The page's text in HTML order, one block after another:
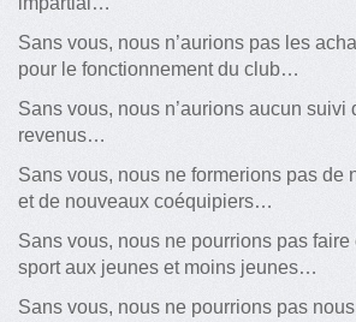
Sans vous, nous n’aurions pas les
pour le fonctionnement du club…
Sans vous, nous n’aurions aucun suivi
revenus…
Sans vous, nous ne formerions pas de
et de nouveaux coéquipiers…
Sans vous, nous ne pourrions pas
sport aux jeunes et moins jeunes…
Sans vous, nous ne pourrions pas